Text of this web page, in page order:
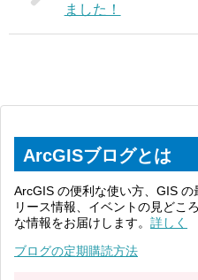
ました！
ArcGISブログとは
ArcGIS の便利な使い方、GIS
リース情報、イベントの見どこ
な情報をお届けします。 詳しく
ブログの定期購読方法